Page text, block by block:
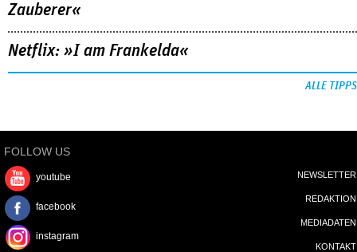
Zauberer«
Netflix: »I am Frankelda«
ALLE TIPPS
FOLLOW US
youtube
facebook
instagram
NEWSLETTER
REDAKTION
MEDIADATEN
KONTAKT